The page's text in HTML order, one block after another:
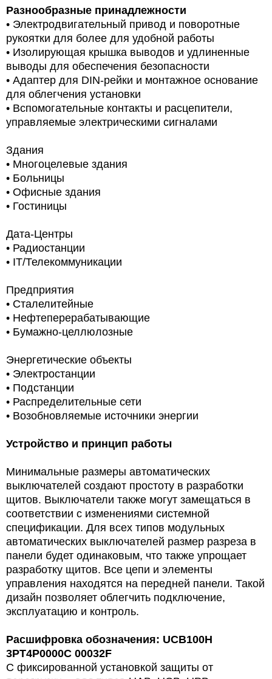
Разнообразные принадлежности
• Электродвигательный привод и поворотные
рукоятки для более для удобной работы
• Изолирующая крышка выводов и удлиненные
выводы для обеспечения безопасности
• Адаптер для DIN-рейки и монтажное основание
для облегчения установки
• Вспомогательные контакты и расцепители,
управляемые электрическими сигналами
Здания
• Многоцелевые здания
• Больницы
• Офисные здания
• Гостиницы
Дата-Центры
• Радиостанции
• IT/Телекоммуникации
Предприятия
• Сталелитейные
• Нефтеперерабатывающие
• Бумажно-целлюлозные
Энергетические объекты
• Электростанции
• Подстанции
• Распределительные сети
• Возобновляемые источники энергии
Устройство и принцип работы
Минимальные размеры автоматических
выключателей создают простоту в разработки
щитов. Выключатели также могут замещаться в
соответствии с изменениями системной
спецификации. Для всех типов модульных
автоматических выключателей размер разреза в
панели будет одинаковым, что также упрощает
разработку щитов. Все цепи и элементы
управления находятся на передней панели. Такой
дизайн позволяет облегчить подключение,
эксплуатацию и контроль.
Расшифровка обозначения: UCB100H
3PT4P0000C 00032F
С фиксированной установкой защиты от